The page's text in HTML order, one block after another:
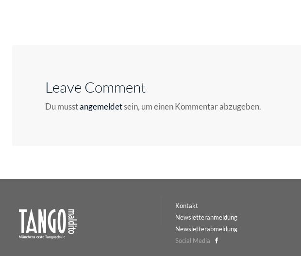
Leave Comment
Du musstangemeldetsein, um einen Kommentar abzugeben.
Kontakt
Newsletteranmeldung
Newsletterabmeldung
Social Media